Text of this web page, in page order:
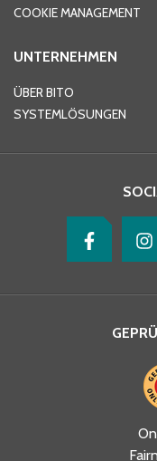
COOKIE MANAGEMENT
UNTERNEHMEN
ÜBER BITO
SYSTEMLÖSUNGEN